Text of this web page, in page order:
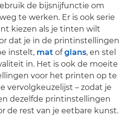
de bijsnijfunctie om
te werken. Er is ook serie
kiezen als je tinten wilt
dat je in de printinstellingen
instelt, mat ofglans, en stel
in. Het is ook de moeite
voor het printen op te
vervolgkeuzelijst – zodat je
dezelfde printinstellingen
de rest van je eetbare kunst.